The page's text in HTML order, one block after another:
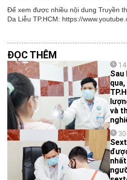
Để xem được nhiều nội dung Truyền
Da Liễu TP.HCM: https://
ĐỌC THÊM
Sau
và
qua